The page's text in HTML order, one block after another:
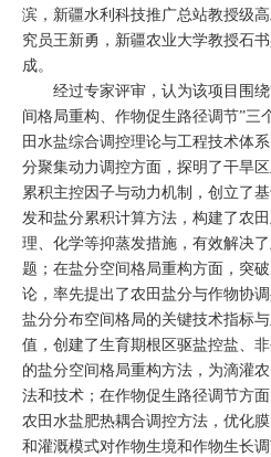
滨，新疆水利科技推广总站教授级
究员王新勇，新疆农业大学教授石
成。
经过专家评审，认为该项目围绕
间格局重构、作物促生路径调节”三
田水盐综合调控理论与工程技术体
分聚集动力调控方面，探明了干旱
累积主控因子与动力机制，创立了
发和盐分累积计算方法，构建了农
理、化学等抑蒸发措施，有效解决
题；在盐分空间格局重构方面，突
论，率先提出了农田盐分与作物协
盐分分布空间格局的关键技术指标
值，创建了生育期根区驱盐控盐、
的盐分空间格局重构方法，为滴灌
法和技术；在作物促生路径调节方
农田水盐肥热耦合调控方法，优化
和灌溉模式对作物生境和作物生长